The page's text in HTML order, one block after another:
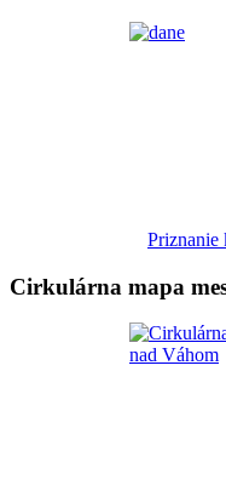
Priznanie
Cirkulárna mapa